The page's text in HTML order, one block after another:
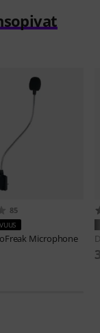
85
Microphone